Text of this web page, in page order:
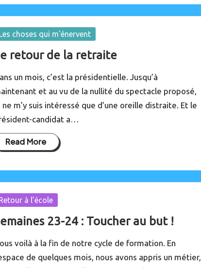
choses qui m'énervent
retour de la retraite
un mois, c’est la présidentielle. Jusqu’à
et au vu de la nullité du spectacle proposé,
ne m’y suis intéressé que d’une oreille distraite. Et le
candidat a…
Read More
à l’école
23-24 : Toucher au but !
voilà à la fin de notre cycle de formation. En
de quelques mois, nous avons appris un métier,